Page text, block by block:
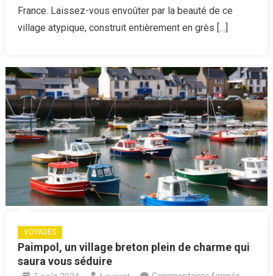
France. Laissez-vous envoûter par la beauté de ce
village atypique, construit entièrement en grès […]
VOYAGES
Paimpol, un village breton plein de charme qui
saura vous séduire